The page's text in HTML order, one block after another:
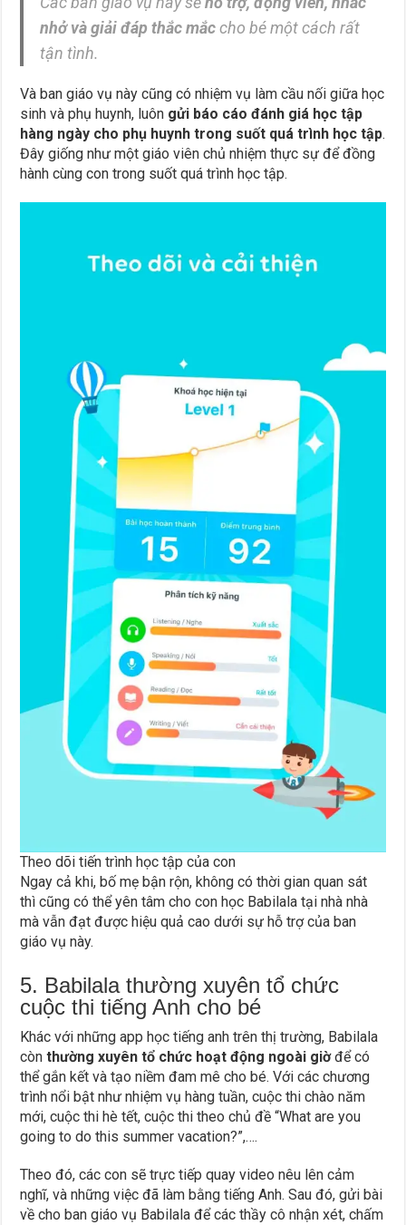
nhở và giải đáp thắc mắccho bé một cách rất
tận tình.
Và ban giáo vụ này cũng có nhiệm vụ làm cầu nối giữa học
sinh và phụ huynh, luôn gửi báo cáo đánh giá học tập
hàng ngày cho phụ huynh trong suốt quá trình học tập.
Đây giống như một giáo viên chủ nhiệm thực sự để đồng
hành cùng con trong suốt quá trình học tập.
Theo dõi tiến trình học tập của con
Ngay cả khi, bố mẹ bận rộn, không có thời gian quan sát
thì cũng có thể yên tâm cho con học Babilala tại nhà nhà
mà vẫn đạt được hiệu quả cao dưới sự hỗ trợ của ban
giáo vụ này.
5. Babilala thường xuyên tổ chức
cuộc thi tiếng Anh cho bé
Khác với những app học tiếng anh trên thị trường, Babilala
cònthường xuyên tổ chức hoạt động ngoài giờđể có
thể gắn kết và tạo niềm đam mê cho bé. Với các chương
trình nổi bật như nhiệm vụ hàng tuần, cuộc thi chào năm
mới, cuộc thi hè tết, cuộc thi theo chủ đề “What are you
going to do this summer vacation?”,….
Theo đó, các con sẽ trực tiếp quay video nêu lên cảm
nghĩ, và những việc đã làm bằng tiếng Anh. Sau đó, gửi bài
về cho ban giáo vụ Babilala để các thầy cô nhận xét, chấm